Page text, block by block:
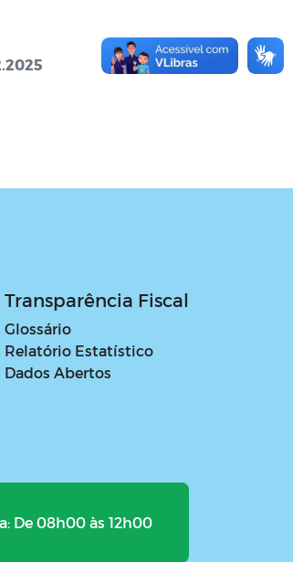
Transparência Fiscal
Glossário
Relatório Estatístico
Dados Abertos
De 08h00 às 12h00